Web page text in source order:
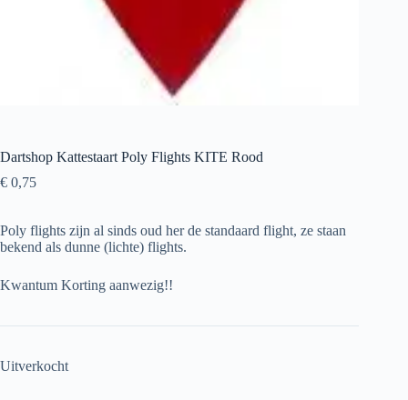
Dartshop Kattestaart Poly Flights KITE Rood
€ 0,75
Poly flights zijn al sinds oud her de standaard flight, ze staan
bekend als dunne (lichte) flights.
Kwantum Korting aanwezig!!
Uitverkocht